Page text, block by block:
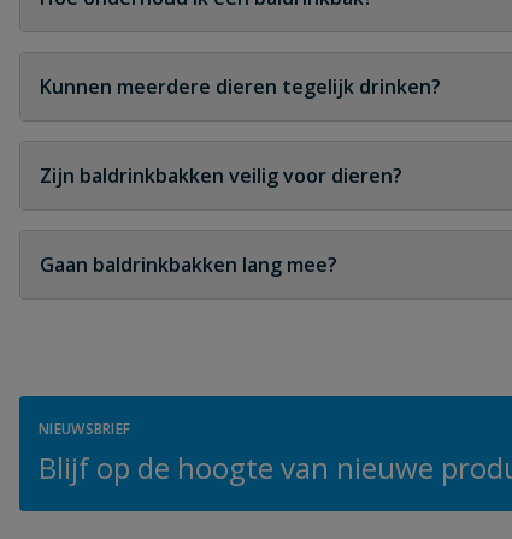
Regelmatige controle en af en toe reinigen is
Kunnen meerdere dieren tegelijk drinken?
Afhankelijk van de grootte kunnen meerdere
Zijn baldrinkbakken veilig voor dieren?
Ja, ze zijn ontworpen zonder scherpe randen en
Gaan baldrinkbakken lang mee?
NIEUWSBRIEF
Blijf op de hoogte van nieuwe